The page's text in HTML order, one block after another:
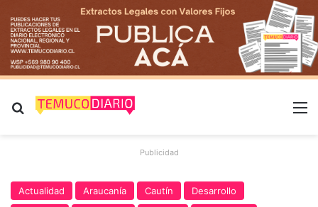
Buscar por
Publicidad
Actualidad Araucanía Cautín
Desarrollo